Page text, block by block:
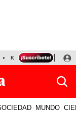
KENJI FUJIMORI
MUNDO